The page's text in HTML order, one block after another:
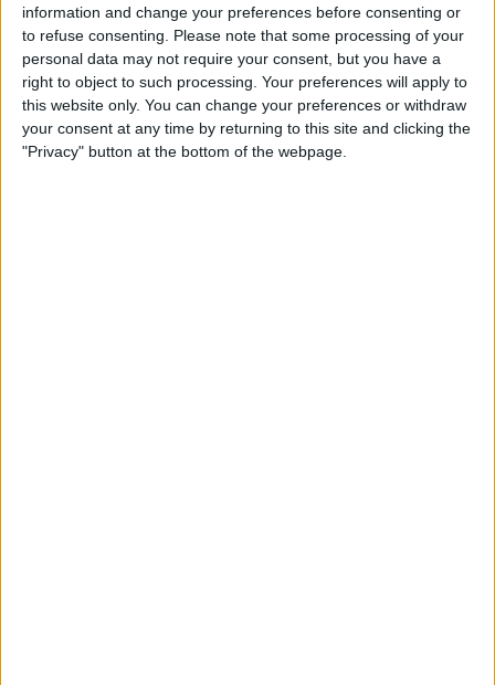
information and change your preferences before consenting or
to refuse consenting. Please note that some processing of your
personal data may not require your consent, but you have a
right to object to such processing. Your preferences will apply to
this website only. You can change your preferences or withdraw
your consent at any time by returning to this site and clicking the
"Privacy" button at the bottom of the webpage.
apontar a objetivos ambiciosos.O primeiro chega
na tarde de terça-feira, no contrarrelógio.